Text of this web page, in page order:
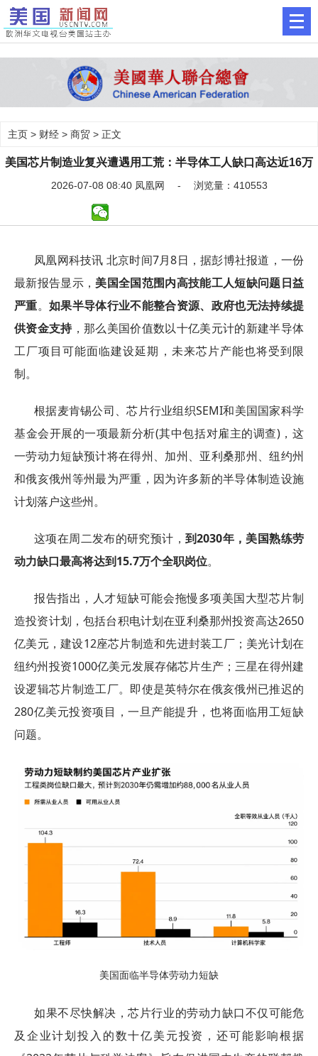
主页 > 财经 > 商贸 > 正文
美国芯片制造业复兴遭遇用工荒：半导体工人缺口高达近16万
2026-07-08 08:40 凤凰网 - 浏览量：410553
凤凰网科技讯 北京时间7月8日，据彭博社报道，一份
最新报告显示， 美国全国范围内高技能工人短缺问题日益
严重。如果半导体行业不能整合资源、政府也无法持续提
供资金支持，那么美国价值数以十亿美元计的新建半导体
工厂项目可能面临建设延期，未来芯片产能也将受到限
制。
根据麦肯锡公司、芯片行业组织SEMI和美国国家科学
基金会开展的一项最新分析(其中包括对雇主的调查)，这
一劳动力短缺预计将在得州、加州、亚利桑那州、纽约州
和俄亥俄州等州最为严重，因为许多新的半导体制造设施
计划落户这些州。
这项在周二发布的研究预计， 到2030年，美国熟练劳
动力缺口最高将达到15.7万个全职岗位。
报告指出，人才短缺可能会拖慢多项美国大型芯片制
造投资计划，包括台积电计划在亚利桑那州投资高达2650
亿美元，建设12座芯片制造和先进封装工厂；美光计划在
纽约州投资1000亿美元发展存储芯片生产；三星在得州建
设逻辑芯片制造工厂。即使是英特尔在俄亥俄州已推迟的
280亿美元投资项目，一旦产能提升，也将面临用工短缺
问题。
美国面临半导体劳动力短缺
如果不尽快解决，芯片行业的劳动力缺口不仅可能危
及企业计划投入的数十亿美元投资，还可能影响根据